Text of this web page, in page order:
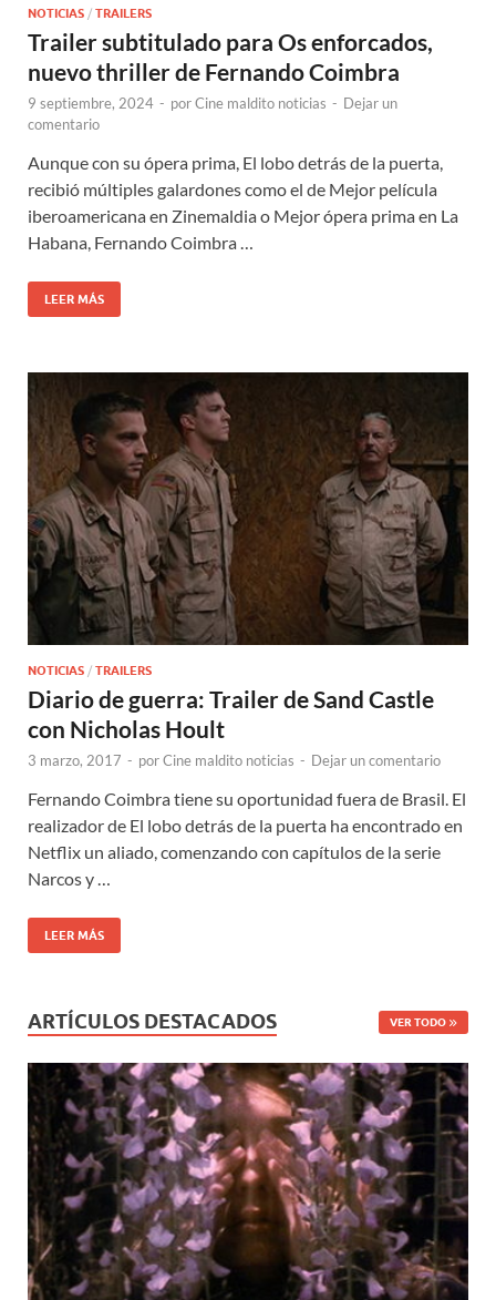
NOTICIAS / TRAILERS
Trailer subtitulado para Os enforcados,
nuevo thriller de Fernando Coimbra
9 septiembre, 2024 - porCine maldito noticias - Dejar un
comentario
Aunque con su ópera prima, El lobo detrás de la puerta,
recibió múltiples galardones como el de Mejor película
iberoamericana en Zinemaldia o Mejor ópera prima en La
Habana, Fernando Coimbra …
LEER MÁS
NOTICIAS / TRAILERS
Diario de guerra: Trailer de Sand Castle
con Nicholas Hoult
3 marzo, 2017 - porCine maldito noticias - Dejar un comentario
Fernando Coimbra tiene su oportunidad fuera de Brasil. El
realizador de El lobo detrás de la puerta ha encontrado en
Netflix un aliado, comenzando con capítulos de la serie
Narcos y …
LEER MÁS
ARTÍCULOS DESTACADOS VER TODO